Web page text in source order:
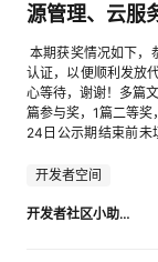
并使用 Nginx 与 PM2
外链图片失效问题。
边界清晰的校园食堂
据库设计到代码生成
用单体 Node.js 架构
示，以及管理员登录
方案减少了数据库安
能够用于任务拆解
实性和技术表述准确
的食堂菜品评价管理
一，是先完成一个真
单验证、
案例中的价值不仅是
并持续迭代。5.4 在
访问。网页演示链接
版本，数据保存在访
据不会同步，清除浏
不购买 ECS、RDS
现； 5. 通过
标签、过期时间、
两种报告； 8. 给出
目录和代码，并明确
成的项目结构如下
inventory.json # 模拟资源清单 │ ├── inventory.json.redacted # 公开投
稿使用的脱敏清单 │ └── rules.yaml # 检查规则配置 ├── deploy/ │ └──
report.md.redacted # 脱敏版报告 ├── src/ │ ├── main.py #
FunctionGraph 入口/本地运行入口 │
├── config_loader.py # 配置加载 │ ├── checkers/ │ │
步、工具链配置、固
骤0. 进入 AIShell参
法或者产品文档AI
到 AIShell 我们应该
等产品类似，可以输
AIShell 的详细功能
有功能是否都已经开
节，我们先让
权限安全规则，这里
于标识用户身份的唯
的缩写，用于生成请
是通过对称加密机制
置 AK/SK，等同于在
档。备注：如果已有
境登录进入开发者空
为云开发者服务协
用 AI Shell在 AI
谁？你具备哪些技能
用AI Shell自动部署
服务器，配置如下
源管理、云服
本期获奖情况如下，
认证，以便顺利发放
心等待，谢谢！多篇
篇参与奖，1篇二等
24日公示期结束前未
FunctionGraph 构建
椰汁【案例共创】AI
开发者空间
开发者社区小助手